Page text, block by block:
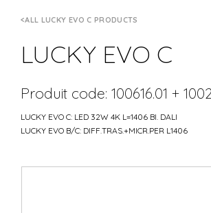
ALL LUCKY EVO C PRODUCTS
LUCKY EVO C
Produit code: 100616.01 +
LUCKY EVO C: LED 32W 4K L=1406 BI. DALI
LUCKY EVO B/C: DIFF.TRAS.+MICR.PER L1406